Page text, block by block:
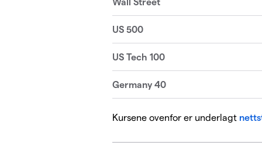
Kursene ovenfor er underlagt